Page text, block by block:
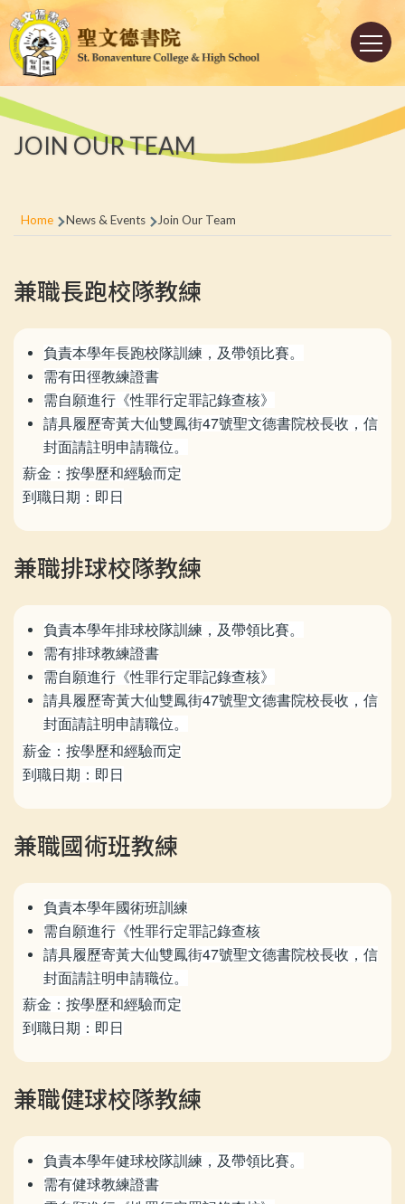
Skip to main content
Main
navigation
JOIN OUR TEAM
Breadcrumb
Home News & Events Join Our Team
兼職長跑校隊教練
負責本學年長跑校隊訓練，及帶領比賽。
需有田徑教練證書
需自願進行《性罪行定罪記錄查核》
請具履歷寄黃大仙雙鳳街47號聖文德書院校長收，信
封面請註明申請職位。
薪金：按學歷和經驗而定
到職日期：即日
兼職排球校隊教練
負責本學年排球校隊訓練，及帶領比賽。
需有排球教練證書
需自願進行《性罪行定罪記錄查核》
請具履歷寄黃大仙雙鳳街47號聖文德書院校長收，信
封面請註明申請職位。
薪金：按學歷和經驗而定
到職日期：即日
兼職國術班教練
負責本學年國術班訓練
需自願進行《性罪行定罪記錄查核
請具履歷寄黃大仙雙鳳街47號聖文德書院校長收，信
封面請註明申請職位。
薪金：按學歷和經驗而定
到職日期：即日
兼職健球校隊教練
負責本學年健球校隊訓練，及帶領比賽。
需有健球教練證書